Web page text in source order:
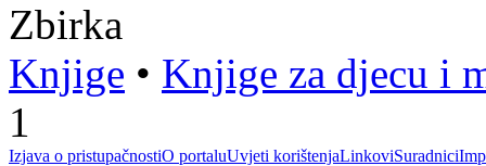
Zbirka
Knjige • Knjige za djecu i
1
Izjava o pristupačnostiO portaluUvjeti korištenjaLinkoviSuradnici